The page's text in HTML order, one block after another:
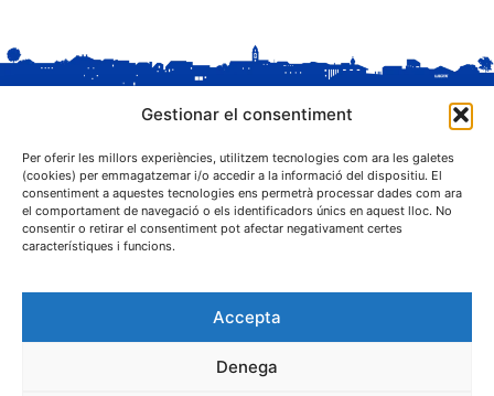
Gestionar el consentiment
Per oferir les millors experiències, utilitzem tecnologies com ara les galetes
(cookies) per emmagatzemar i/o accedir a la informació del dispositiu. El
consentiment a aquestes tecnologies ens permetrà processar dades com ara
el comportament de navegació o els identificadors únics en aquest lloc. No
consentir o retirar el consentiment pot afectar negativament certes
característiques i funcions.
Accepta
Denega
C. Sant Josep, 1
25243 El Palau d'Anglesola (Pla d'Urgell)